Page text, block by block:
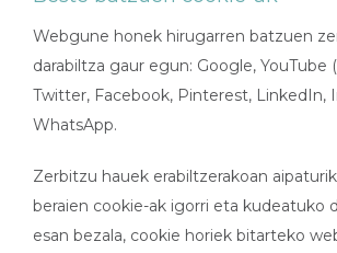
Webgune honek hirugarren batzuen
darabiltza gaur egun: Google, YouTube
Twitter, Facebook, Pinterest, LinkedIn,
WhatsApp.
Zerbitzu hauek erabiltzerakoan
beraien cookie-ak igorri eta kudeatuko
esan bezala, cookie horiek bitarteko